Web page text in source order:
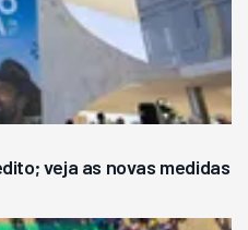
veja as novas medidas